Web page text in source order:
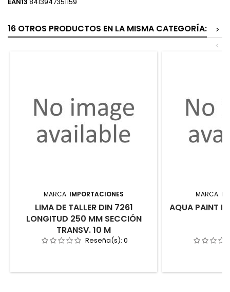
16 OTROS PRODUCTOS EN LA MISMA CATEGORÍA:
>
<
MARCA: IMPORTACIONES
LIMA DE TALLER DIN 7261
LONGITUD 250 MM SECCIÓN
TRANSV. 10 M
Reseña(s): 0
MARCA:
AQUA PAINT